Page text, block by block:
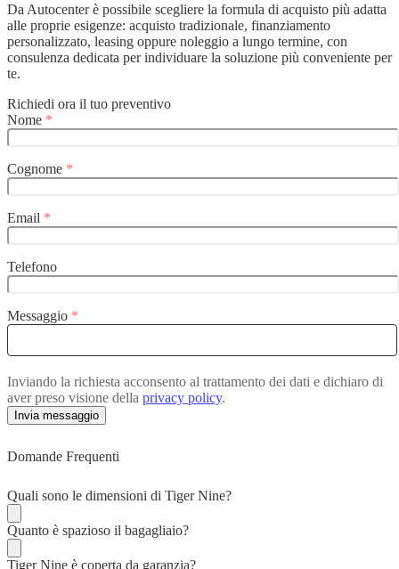
Da Autocenter è possibile scegliere la formula di acquisto più adatta
alle proprie esigenze: acquisto tradizionale, finanziamento
personalizzato, leasing oppure noleggio a lungo termine, con
consulenza dedicata per individuare la soluzione più conveniente per
te.
Richiedi ora il tuo preventivo
Nome *
Cognome *
Email *
Telefono
Messaggio *
Inviando la richiesta acconsento al trattamento dei dati e dichiaro di
aver preso visione della privacy policy.
Invia messaggio
Domande Frequenti
Quali sono le dimensioni di Tiger Nine?
Quanto è spazioso il bagagliaio?
Tiger Nine è coperta da garanzia?